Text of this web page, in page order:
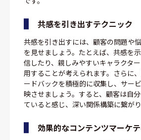
共感を引き出すテクニック
共感を引き出すには、顧客の問題や
を見せましょう。たとえば、共感を
信したり、親しみやすいキャラクタ
用することが考えられます。さらに
ードバックを積極的に収集し、サー
映させましょう。すると、顧客は自
ていると感じ、深い関係構築に繋がり
効果的なコンテンツマーケ